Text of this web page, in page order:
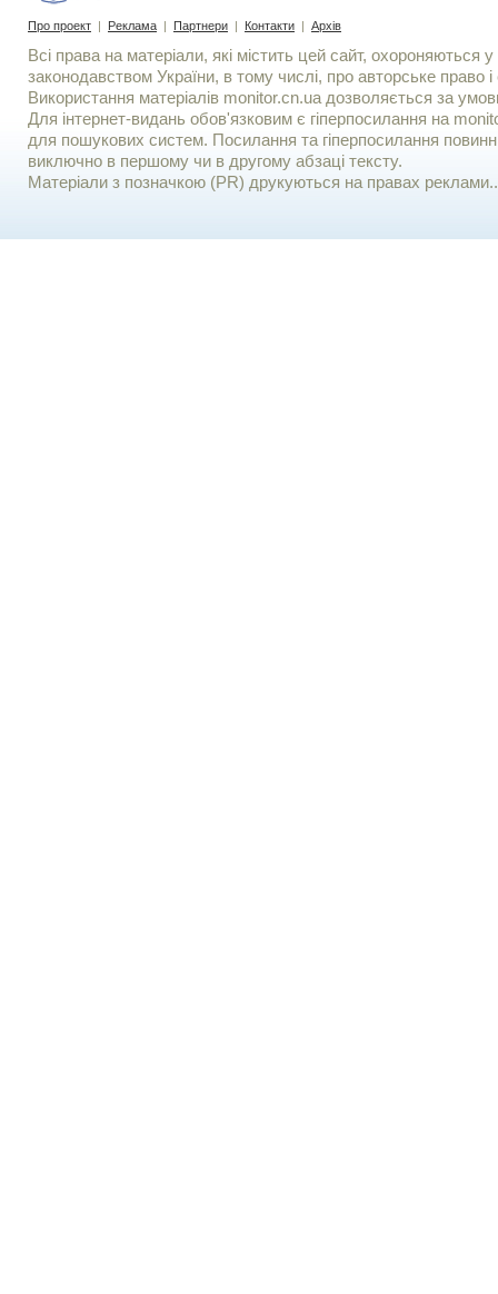
Про проект | Реклама | Партнери | Контакти | Архів
Всі права на матеріали, які містить цей сайт, охороняються у
законодавством України, в тому числі, про авторське право і
Використання матерiалiв monitor.cn.ua дозволяється за
Для iнтернет-видань обов'язковим є гiперпосилання на
для пошукових систем. Посилання та гіперпосилання
виключно в першому чи в другому абзаці тексту.
Матеріали з позначкою (PR) друкуються на правах реклами..